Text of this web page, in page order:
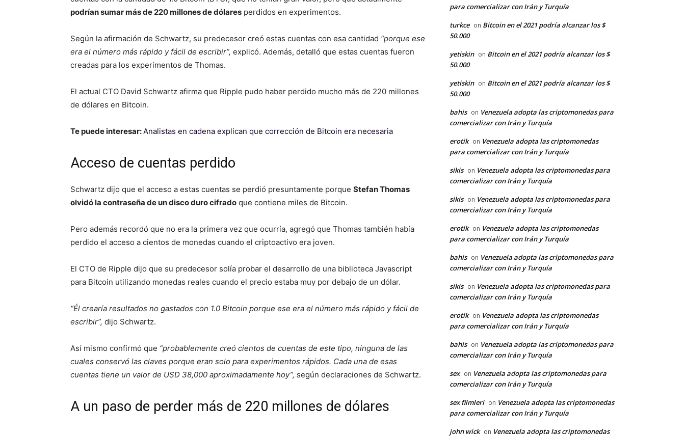
podrían sumar más de 220 millones de dólares perdidos en experimentos.
Según la afirmación de Schwartz, su predecesor creó estas cuentas con esa cantidad “porque ese
era el número más rápido y fácil de escribir”, explicó. Además, detalló que estas cuentas fueron
creadas para los experimentos de Thomas.
El actual CTO David Schwartz afirma que Ripple pudo haber perdido mucho más de 220 millones
de dólares en Bitcoin.
Te puede interesar: Analistas en cadena explican que corrección de Bitcoin era necesaria
Acceso de cuentas perdido
Schwartz dijo que el acceso a estas cuentas se perdió presuntamente porque Stefan Thomas
olvidó la contraseña de un disco duro cifrado que contiene miles de Bitcoin.
Pero además recordó que no era la primera vez que ocurría, agregó que Thomas también había
perdido el acceso a cientos de monedas cuando el criptoactivo era joven.
El CTO de Ripple dijo que su predecesor solía probar el desarrollo de una biblioteca Javascript
para Bitcoin utilizando monedas reales cuando el precio estaba muy por debajo de un dólar.
“Él crearía resultados no gastados con 1.0 Bitcoin porque ese era el número más rápido y fácil de
escribir”, dijo Schwartz.
Así mismo confirmó que “probablemente creó cientos de cuentas de este tipo, ninguna de las
cuales conservó las claves porque eran solo para experimentos rápidos. Cada una de esas
cuentas tiene un valor de USD 38,000 aproximadamente hoy”, según declaraciones de Schwartz.
A un paso de perder más de 220 millones de dólares
para comercializar con Irán y Turquía
turkce on Bitcoin en el 2021 podría alcanzar los $
50.000
yetiskin on Bitcoin en el 2021 podría alcanzar los $
50.000
yetiskin on Bitcoin en el 2021 podría alcanzar los $
50.000
bahis on Venezuela adopta las criptomonedas para
comercializar con Irán y Turquía
erotik on Venezuela adopta las criptomonedas
para comercializar con Irán y Turquía
sikis on Venezuela adopta las criptomonedas para
comercializar con Irán y Turquía
sikis on Venezuela adopta las criptomonedas para
comercializar con Irán y Turquía
erotik on Venezuela adopta las criptomonedas
para comercializar con Irán y Turquía
bahis on Venezuela adopta las criptomonedas para
comercializar con Irán y Turquía
sikis on Venezuela adopta las criptomonedas para
comercializar con Irán y Turquía
erotik on Venezuela adopta las criptomonedas
para comercializar con Irán y Turquía
bahis on Venezuela adopta las criptomonedas para
comercializar con Irán y Turquía
sex on Venezuela adopta las criptomonedas para
comercializar con Irán y Turquía
sex filmleri on Venezuela adopta las criptomonedas
para comercializar con Irán y Turquía
john wick on Venezuela adopta las criptomonedas